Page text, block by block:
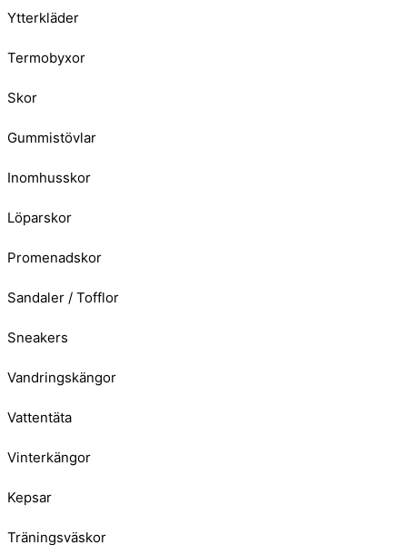
Ytterkläder
Termobyxor
Skor
Gummistövlar
Inomhusskor
Löparskor
Promenadskor
Sandaler / Tofflor
Sneakers
Vandringskängor
Vattentäta
Vinterkängor
Kepsar
Träningsväskor